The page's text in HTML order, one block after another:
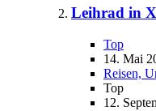
Leihrad in
Top
14. Mai
Reisen,
Top
12.